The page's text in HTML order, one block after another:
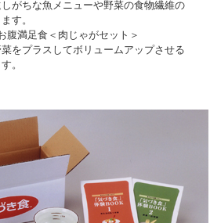
がちな魚メニューや野菜の食物繊維の
す。
腹満足食＜肉じゃがセット＞
をプラスしてボリュームアップさせる
。